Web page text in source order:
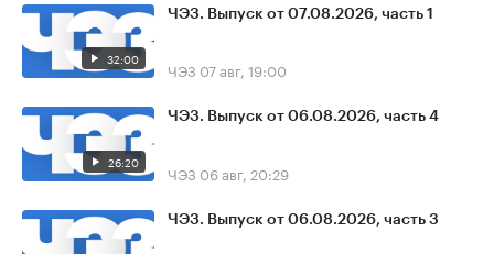
32:00
ЧЭЗ. Выпуск от 07.08.2026, часть 1
ЧЭЗ 07 авг, 19:00
26:20
ЧЭЗ. Выпуск от 06.08.2026, часть 4
ЧЭЗ 06 авг, 20:29
ЧЭЗ. Выпуск от 06.08.2026, часть 3